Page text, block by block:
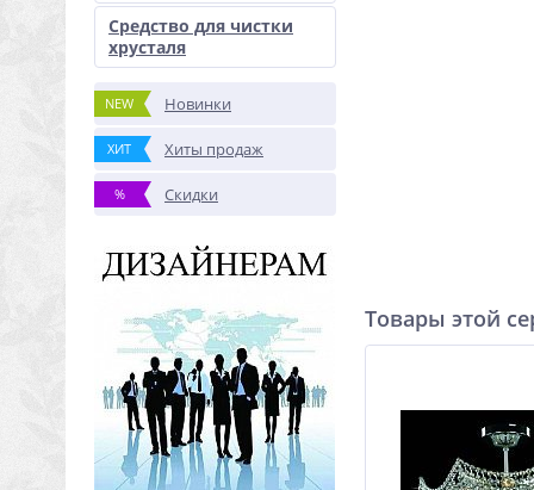
Средство для чистки
хрусталя
NEW Новинки
ХИТ Хиты продаж
% Скидки
Товары этой